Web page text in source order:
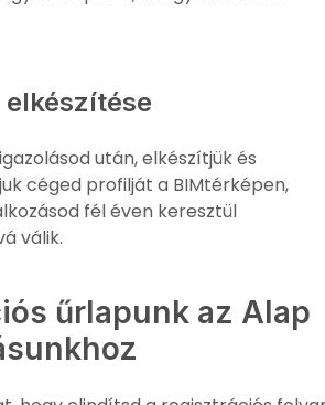
elkészítése
után, elkészítjük és
céged profilját a BIMtérképen,
fél éven keresztül
válik.
űrlapunk az Alap